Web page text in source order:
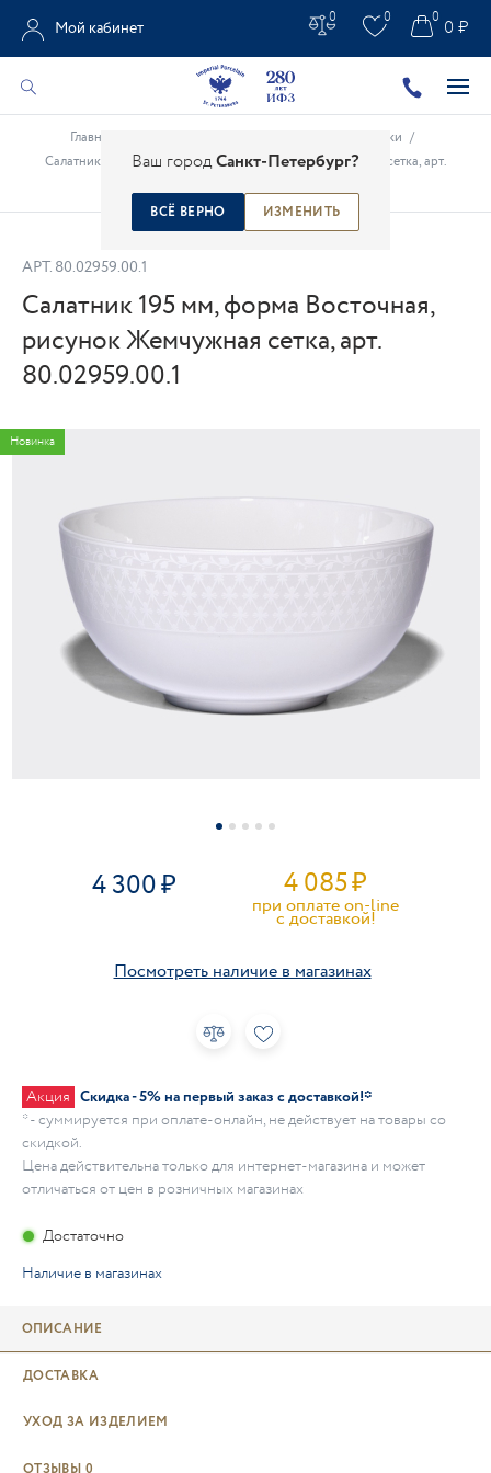
Ваш городСанкт-Петербург?
ВСЁ ВЕРНО ИЗМЕНИТЬ
Мой кабинет
0 0 0 ₽
0
Главная Салатники /
Салатник 195 мм, форма Восточная, рисунок Жемчужная сетка, арт.
АРТ. 80.02959.00.1
Салатник 195 мм, форма Восточная,
рисунок Жемчужная сетка, арт.
80.02959.00.1
Новинка
4 300 4 085₽
при оплате on-line
c доставкой!
Посмотреть наличие в магазинах
Акция Скидка - 5% на первый заказ с доставкой!*
* - суммируется при оплате-онлайн, не действует на товары со
скидкой.
Цена действительна только для интернет-магазина и может
отличаться от цен в розничных магазинах
Достаточно
Наличие в магазинах
ОПИСАНИЕ
ДОСТАВКА
УХОД ЗА ИЗДЕЛИЕМ